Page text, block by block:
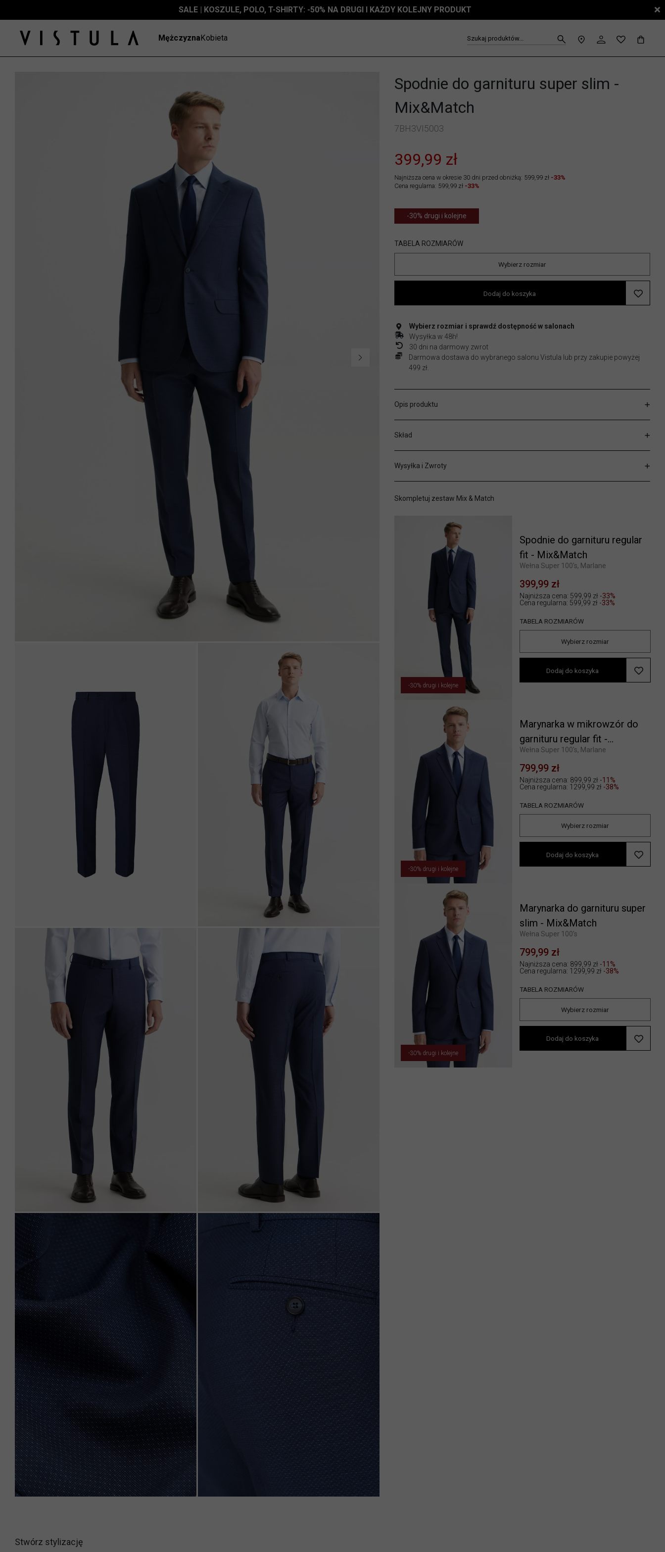
SALE | KOSZULE, POLO, T-SHIRTY: -50% NA DRUGI I KAŻDY KOLEJNY PRODUKT
MężczyznaKobieta Szukaj produktów...
Spodnie do garnituru super slim -
Mix&Match
7BH3VI5003
399,99 zł
Najniższa cena w okresie 30 dni przed obniżką: 599,99 zł -33%
Cena regularna: 599,99 zł -33%
-30% drugi i kolejne
TABELA ROZMIARÓW
Wybierz rozmiar
Dodaj do koszyka
Wybierz rozmiar i sprawdź dostępność w salonach
Wysyłka w 48h!
30 dni na darmowy zwrot
Darmowa dostawa do wybranego salonu Vistula lub przy zakupie powyżej
499 zł.
Opis produktu
Skład
Wysyłka i Zwroty
Skompletuj zestaw Mix & Match
-30% drugi i kolejne
Spodnie do garnituru regular
fit - Mix&Match
Wełna Super 100's, Marlane
399,99 zł
Najniższa cena: 599,99 zł -33%
Cena regularna: 599,99 zł -33%
TABELA ROZMIARÓW
Wybierz rozmiar
Dodaj do koszyka
-30% drugi i kolejne
Marynarka w mikrowzór do
garnituru regular fit -
Mix&Match
Wełna Super 100's, Marlane
799,99 zł
Najniższa cena: 899,99 zł -11%
Cena regularna: 1299,99 zł -38%
TABELA ROZMIARÓW
Wybierz rozmiar
Dodaj do koszyka
-30% drugi i kolejne
Marynarka do garnituru super
slim - Mix&Match
Wełna Super 100's
799,99 zł
Najniższa cena: 899,99 zł -11%
Cena regularna: 1299,99 zł -38%
TABELA ROZMIARÓW
Wybierz rozmiar
Dodaj do koszyka
Stwórz stylizację